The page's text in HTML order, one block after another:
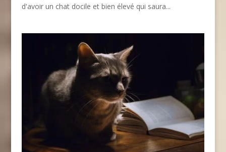
d'avoir un chat docile et bien élevé qui saura...